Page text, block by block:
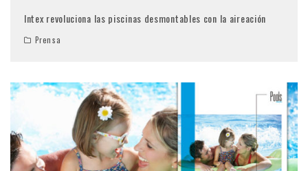
Intex revoluciona las piscinas desmontables con la aireación
Prensa